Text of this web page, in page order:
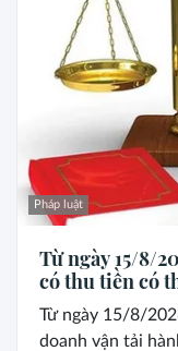
Pháp luật
Từ ngày 15/8/
có thu tiền có
Từ ngày 15/8/
doanh vận tải